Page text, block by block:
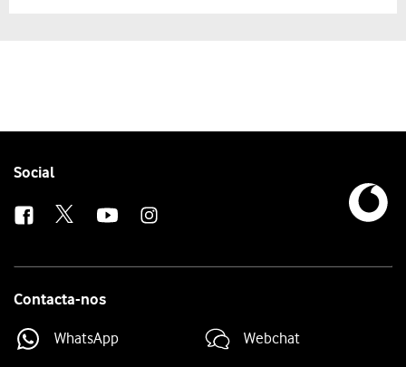
Follow
Social
Contacta-nos
WhatsApp Webchat